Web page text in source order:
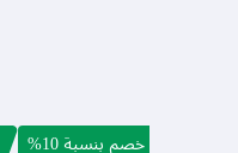
خصم بنسبة 10%